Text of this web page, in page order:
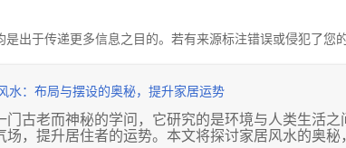
是出于传递更多信息之目的。若有来源标注错误或侵犯了您
水：布局与摆设的奥秘，提升家居运势
门古老而神秘的学问，它研究的是环境与人类生活
场，提升居住者的运势。本文将探讨家居风水的奥秘